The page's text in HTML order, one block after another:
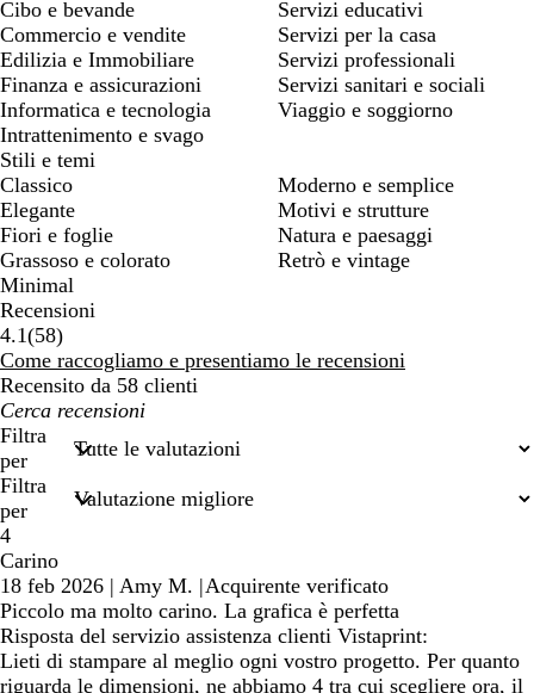
Cibo e bevande
Commercio e vendite
Edilizia e Immobiliare
Finanza e assicurazioni
Informatica e tecnologia
Intrattenimento e svago
Servizi educativi
Servizi per la casa
Servizi professionali
Servizi sanitari e sociali
Viaggio e soggiorno
Stili e temi
Classico
Elegante
Fiori e foglie
Grassoso e colorato
Minimal
Moderno e semplice
Motivi e strutture
Natura e paesaggi
Retrò e vintage
Recensioni
4.1(5858
recensioni
)
Come raccogliamo e presentiamo le recensioni
Recensito da 58 clienti
I
miei
termini
di
ricerca
Filtra
per
Filtra
per
4
Carino
18 feb 2026 | Amy M. |Acquirente verificato
Piccolo ma molto carino. La grafica è perfetta
Risposta del servizio assistenza clienti Vistaprint:
Lieti di stampare al meglio ogni vostro progetto. Per quanto
riguarda le dimensioni, ne abbiamo 4 tra cui scegliere ora, il